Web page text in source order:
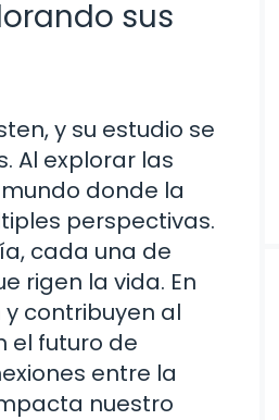
sus
y su estudio se
Al explorar las
donde la
perspectivas.
cada una de
rigen la vida. En
contribuyen al
el futuro de
entre la
nuestro